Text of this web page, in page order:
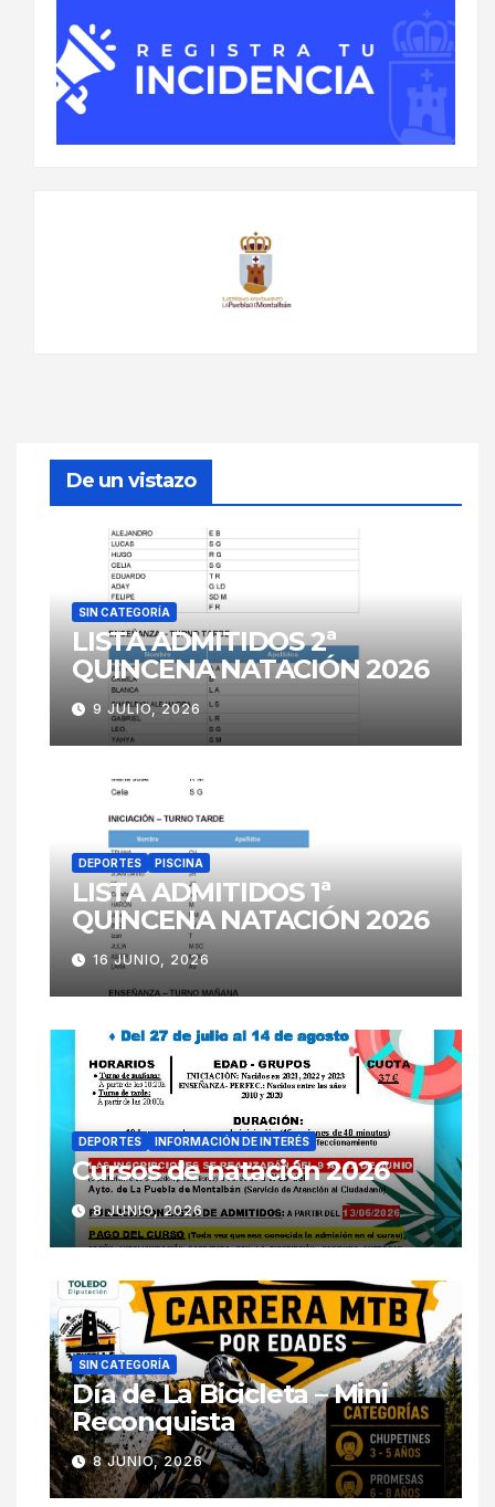
De un vistazo
SIN CATEGORÍA
LISTA ADMITIDOS 2ª
QUINCENA NATACIÓN 2026
9 JULIO, 2026
DEPORTES PISCINA
LISTA ADMITIDOS 1ª
QUINCENA NATACIÓN 2026
16 JUNIO, 2026
DEPORTES INFORMACIÓN DE INTERÉS
Cursos de natación 2026
8 JUNIO, 2026
SIN CATEGORÍA
Día de La Bicicleta – Mini
Reconquista
8 JUNIO, 2026